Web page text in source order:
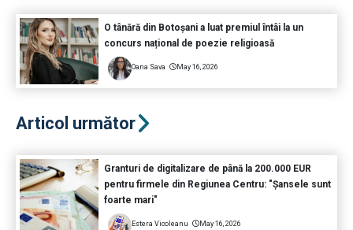
O tânără din Botoșani a luat premiul întâi la un
concurs național de poezie religioasă
Oana Sava May 16, 2026
Articol următor
Granturi de digitalizare de până la 200.000 EUR
pentru firmele din Regiunea Centru: "Șansele sunt
foarte mari"
Estera Vicoleanu May 16, 2026